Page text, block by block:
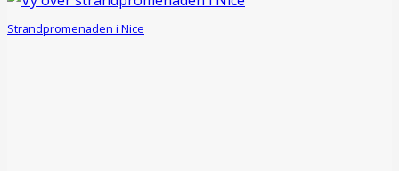
Strandpromenaden i Nice